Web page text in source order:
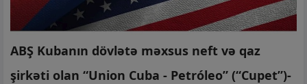
ABŞ Kubanın dövlətə məxsus neft və qaz
şirkəti olan “Union Cuba - Petróleo” (“Cupet”)-